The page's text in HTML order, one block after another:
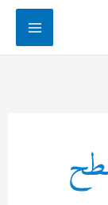
Main